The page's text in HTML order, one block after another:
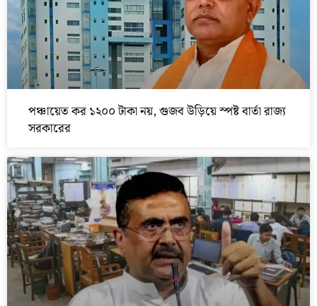
পঞ্চায়েত কর ১২০০ টাকা নয়, গুজব উড়িয়ে স্পষ্ট বার্তা রাজ্য
সরকারের